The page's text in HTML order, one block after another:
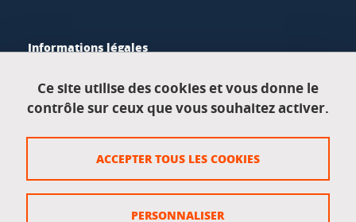
Informations légales
Données personnelles
Crédits
Ce site utilise des cookies et vous donne le
contrôle sur ceux que vous souhaitez activer.
ACCEPTER TOUS LES COOKIES
PERSONNALISER